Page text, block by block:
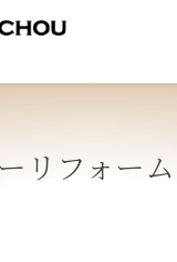
リフォーム